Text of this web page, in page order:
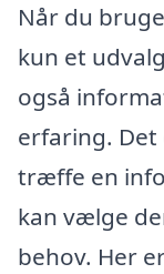
Når du
kun et
også
erfaring.
træffe en
kan vælge
behov. Her